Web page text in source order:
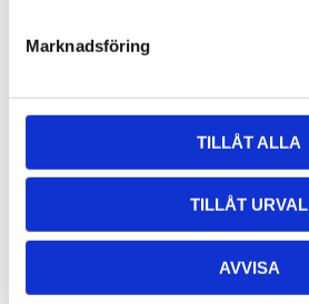
Marknadsföring
TILLÅT ALLA
TILLÅT URVAL
AVVISA